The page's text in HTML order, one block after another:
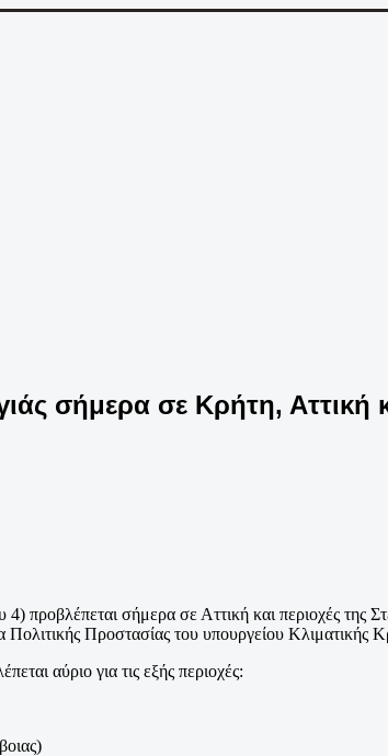
σήμερα σε Κρήτη, Αττική
4) προβλέπεται σήμερα σε Αττική και περιοχές
Πολιτικής Προστασίας του υπουργείου
αύριο για τις εξής περιοχές: